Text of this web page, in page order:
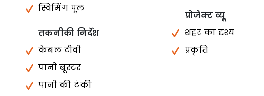
स्विमिंग पूल
तकनीकी निर्देश
केबल टीवी
पानी बूस्टर
पानी की टंकी
प्रोजेक्ट व्यू
शहर का दृश्य
प्रकृति